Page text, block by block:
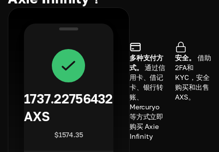
1737.22756432
AXS
$1574.35
多种支付方
式。
通过信
用卡、借记
卡、银行转
账、
Mercuryo
等方式立即
购买 Axie
Infinity
安全。
借助
2FA和
KYC，安全
购买和出售
AXS。